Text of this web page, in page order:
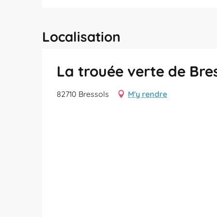
Localisation
La trouée verte de
82710 Bressols M'y rendre